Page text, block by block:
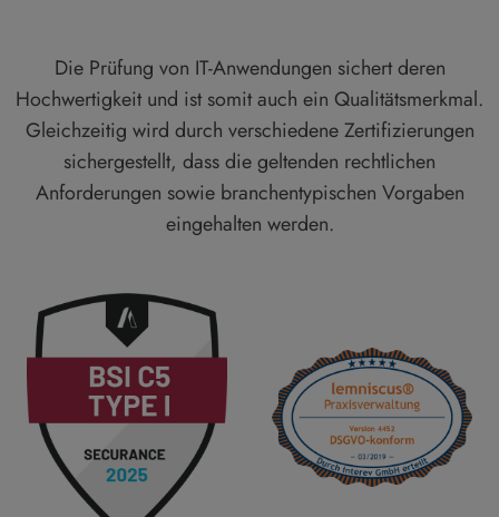
Die Prüfung von IT-Anwendungen sichert deren
Hochwertigkeit und ist somit auch ein Qualitätsmerkmal.
Gleichzeitig wird durch verschiedene Zertifizierungen
sichergestellt, dass die geltenden rechtlichen
Anforderungen sowie branchentypischen Vorgaben
eingehalten werden.